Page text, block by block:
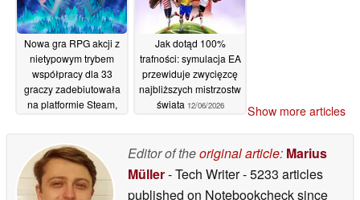
Nowa gra RPG akcji z
nietypowym trybem
współpracy dla 33
graczy zadebiutowała
na platformie Steam,
oferując 33-
procentową zniżkę z
okazji premiery
12/06/2026
Jak dotąd 100%
trafności: symulacja EA
przewiduje zwycięzcę
najbliższych mistrzostw
świata 12/06/2026 Show more articles
Editor of theoriginal article: Marius
Müller- Tech Writer- 5233 articles
published on Notebookchecksince